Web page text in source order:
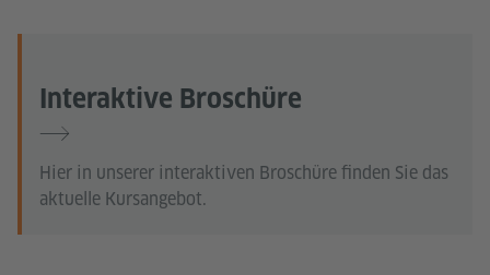
Interaktive Broschüre
Hier in unserer interaktiven Broschüre finden Sie das
aktuelle Kursangebot.